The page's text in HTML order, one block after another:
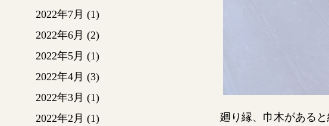
2022年7月 (1)
2022年6月 (2)
2022年5月 (1)
2022年4月 (3)
2022年3月 (1)
2022年2月 (1)
廻り縁、巾木がある